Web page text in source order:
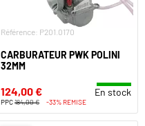
Référence: P201.0170
CARBURATEUR PWK POLINI
32MM
124,00 € En stock
PPC184,00 € -33% REMISE